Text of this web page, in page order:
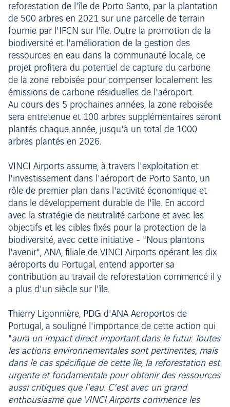
reforestation de l'île de Porto Santo, par la plantation
de 500 arbres en 2021 sur une parcelle de terrain
fournie par l'IFCN sur l'île. Outre la promotion de la
biodiversité et l'amélioration de la gestion des
ressources en eau dans la communauté locale, ce
projet profitera du potentiel de capture du carbone
de la zone reboisée pour compenser localement les
émissions de carbone résiduelles de l'aéroport.
Au cours des 5 prochaines années, la zone reboisée
sera entretenue et 100 arbres supplémentaires seront
plantés chaque année, jusqu'à un total de 1000
arbres plantés en 2026.
VINCI Airports assume, à travers l'exploitation et
l'investissement dans l'aéroport de Porto Santo, un
rôle de premier plan dans l'activité économique et
dans le développement durable de l'île. En accord
avec la stratégie de neutralité carbone et avec les
objectifs et les cibles fixés pour la protection de la
biodiversité, avec cette initiative - "Nous plantons
l'avenir", ANA, filiale de VINCI Airports opérant les dix
aéroports du Portugal, entend apporter sa
contribution au travail de reforestation commencé il y
a plus d'un siècle sur l'île.
Thierry Ligonnière, PDG d'ANA Aeroportos de
Portugal, a souligné l'importance de cette action qui
"aura un impact direct important dans le futur. Toutes
les actions environnementales sont pertinentes, mais
dans le cas spécifique de cette île, la reforestation est
urgente et fondamentale pour obtenir des ressources
aussi critiques que l'eau. C'est avec un grand
enthousiasme que VINCI Airports commence les